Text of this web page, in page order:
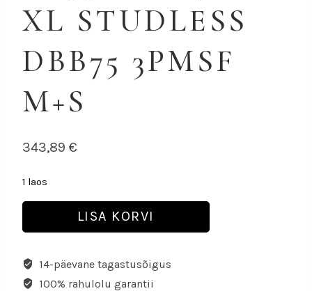
XL STUDLESS
DBB75 3PMSF
M+S
343,89 €
1 laos
LISA KORVI
14-päevane tagastusõigus
100% rahulolu garantii